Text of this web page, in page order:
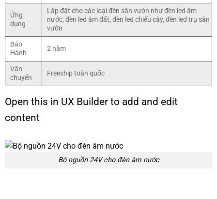
Ứng
dụng
Lắp đặt cho các loại đèn sân vườn như đèn led âm
nước, đèn led âm đất, đèn led chiếu cây, đèn led trụ sân
vườn
Bảo
Hành
2 năm
Vận
chuyển
Freeship toàn quốc
Open this in UX Builder to add and edit
content
Bộ nguồn 24V cho đèn âm nước